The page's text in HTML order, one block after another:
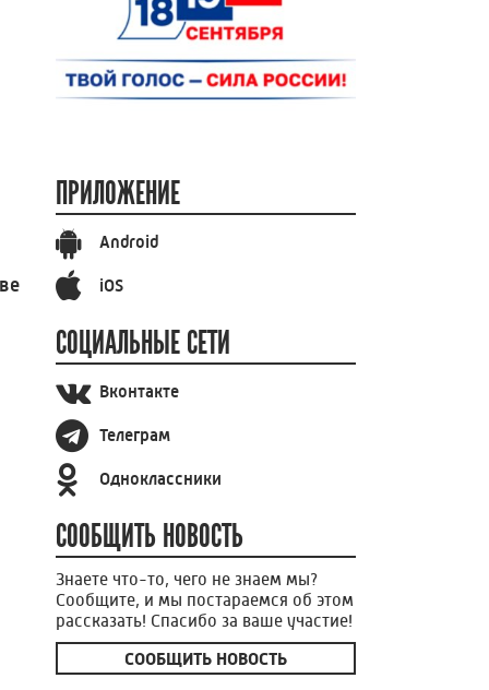
ПРИЛОЖЕНИЕ
Android
iOS
СОЦИАЛЬНЫЕ СЕТИ
Вконтакте
Телеграм
Одноклассники
СООБЩИТЬ НОВОСТЬ
Знаете что-то, чего не знаем мы?
Сообщите, и мы постараемся об этом
рассказать! Спасибо за ваше участие!
СООБЩИТЬ НОВОСТЬ